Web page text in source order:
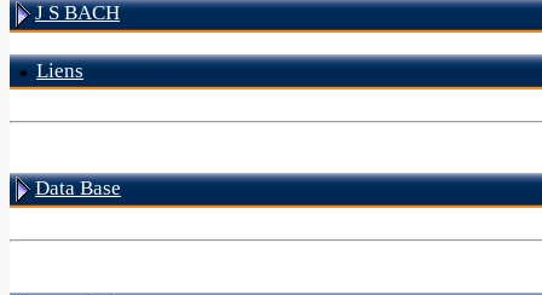
J S BACH
Liens
Data Base